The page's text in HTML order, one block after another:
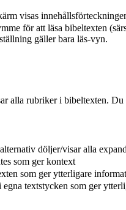
visas
för att läsa bibeltexten
gäller bara läs-vyn.
alla rubriker i bibeltexten.
döljer/visar alla
som ger kontext
som ger ytterligare
textstycken som ger